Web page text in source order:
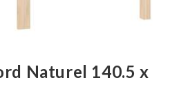
Naturel 140.5 x